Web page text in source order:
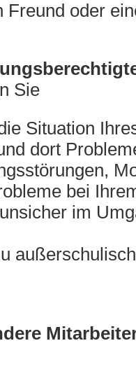
Freund oder
Sie
Situation
dort
bei
im